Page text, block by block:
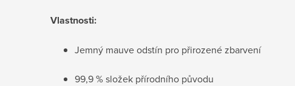
Vlastnosti:
Jemný mauve odstín pro přirozené zbarvení
99,9 % složek přírodního původu